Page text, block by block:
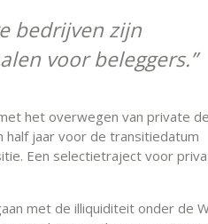
bedrijven zijn
voor beleggers.
het overwegen van private
half jaar voor de transitiedatum
Een selectietraject voor
met de illiquiditeit onder de